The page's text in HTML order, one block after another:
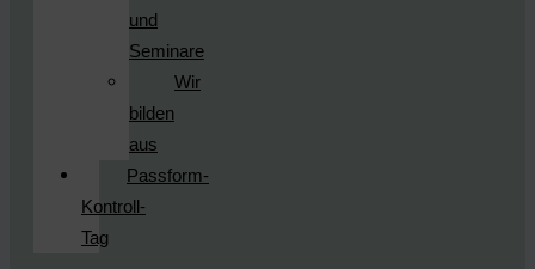
und
Seminare
Wir
bilden
aus
Passform-
Kontroll-
Tag